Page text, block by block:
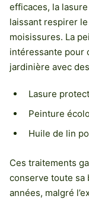
efficaces, la
laissant respirer
moisissures. La
intéressante pour
jardinière avec
Lasure
Peinture
Huile de lin
Ces traitements
conserve toute sa
années, malgré